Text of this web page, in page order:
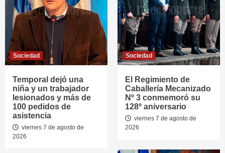
Sociedad
Temporal dejó una
niña y un trabajador
lesionados y más de
100 pedidos de
asistencia
viernes 7 de agosto de
2026
Sociedad
El Regimiento de
Caballería Mecanizado
Nº 3 conmemoró su
128º aniversario
viernes 7 de agosto de
2026